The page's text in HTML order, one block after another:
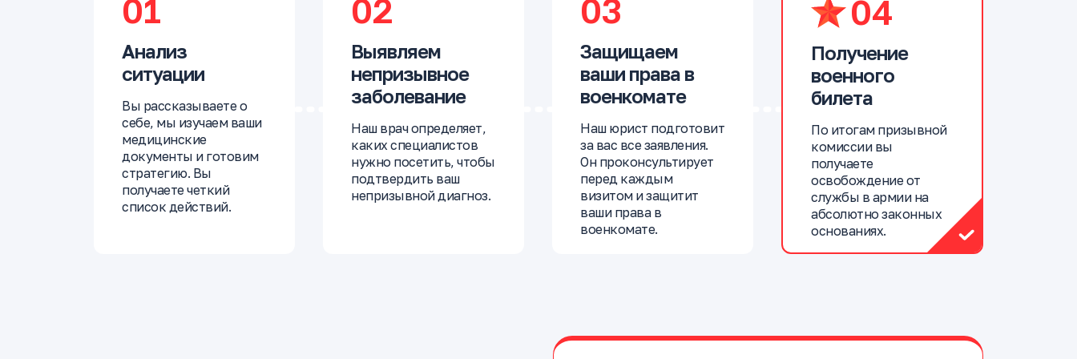
01
Анализ
ситуации
Вы рассказываете о
себе, мы изучаем ваши
медицинские
документы и готовим
стратегию. Вы
получаете четкий
список действий.
02
Выявляем
непризывное
заболевание
Наш врач определяет,
каких специалистов
нужно посетить, чтобы
подтвердить ваш
непризывной диагноз.
03
Защищаем
ваши права в
военкомате
Наш юрист подготовит
за вас все заявления.
Он проконсультирует
перед каждым
визитом и защитит
ваши права в
военкомате.
04
Получение
военного
билета
По итогам призывной
комиссии вы
получаете
освобождение от
службы в армии на
абсолютно законных
основаниях.